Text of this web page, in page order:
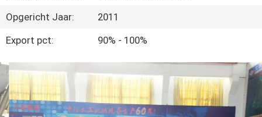
ONGEVEER
FABRIEKSREIS
KWALITEITSCONTROLE
Opgericht Jaar:
2011
Export pct:
90% - 100%